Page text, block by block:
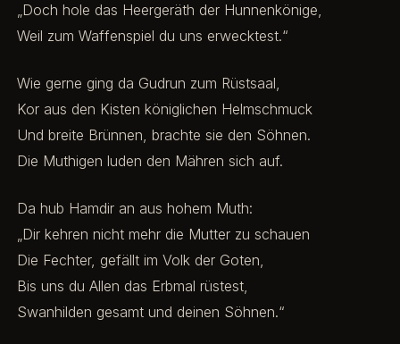
„Doch hole das Heergeräth der Hunnenkönige,
Weil zum Waffenspiel du uns erwecktest.“
Wie gerne ging da Gudrun zum Rüstsaal,
Kor aus den Kisten königlichen Helmschmuck
Und breite Brünnen, brachte sie den Söhnen.
Die Muthigen luden den Mähren sich auf.
Da hub Hamdir an aus hohem Muth:
„Dir kehren nicht mehr die Mutter zu schauen
Die Fechter, gefällt im Volk der Goten,
Bis uns du Allen das Erbmal rüstest,
Swanhilden gesamt und deinen Söhnen.“